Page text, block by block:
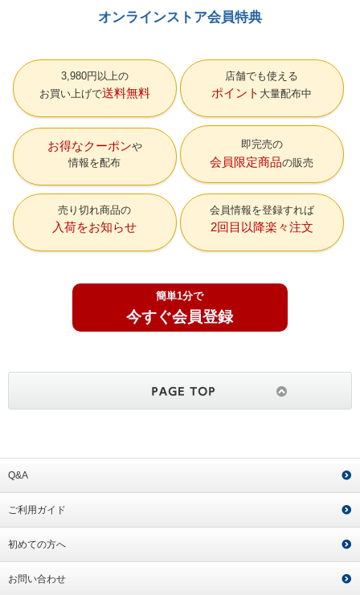
オンラインストア会員特典
3,980円以上の
お買い上げで送料無料
店舗でも使える
ポイント 大量配布中
お得なクーポン
情報を配布
即完売の
会員限定商品の販売
売り切れ商品の
入荷をお知らせ
会員情報を登録すれば
2回目以降楽々注文
簡単1分で
今すぐ会員登録
Q&A
ご利用ガイド
初めての方へ
お問い合わせ